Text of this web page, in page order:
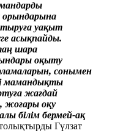
орындарына
уақыт
асықпайды.
шара
оқыту
сонымен
мамандықты
жағдай
жоғары оқу
білім бермей-ақ
Гүлзат